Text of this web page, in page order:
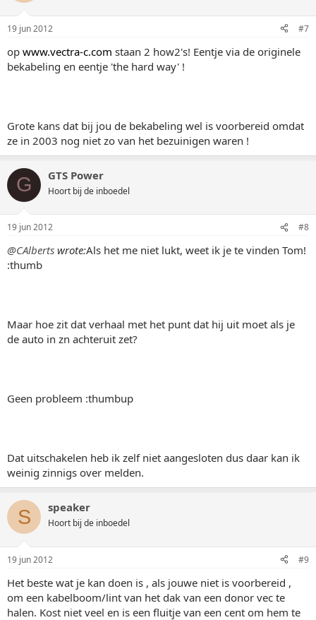
19 jun 2012 #7
op www.vectra-c.com staan 2 how2's! Eentje via de originele
bekabeling en eentje 'the hard way' !
Grote kans dat bij jou de bekabeling wel is voorbereid omdat
ze in 2003 nog niet zo van het bezuinigen waren !
G GTS Power
Hoort bij de inboedel
19 jun 2012 #8
@CAlberts wrote:Als het me niet lukt, weet ik je te vinden Tom!
:thumb
Maar hoe zit dat verhaal met het punt dat hij uit moet als je
de auto in zn achteruit zet?
Geen probleem :thumbup
Dat uitschakelen heb ik zelf niet aangesloten dus daar kan ik
weinig zinnigs over melden.
S speaker
Hoort bij de inboedel
19 jun 2012 #9
Het beste wat je kan doen is , als jouwe niet is voorbereid ,
om een kabelboom/lint van het dak van een donor vec te
halen. Kost niet veel en is een fluitje van een cent om hem te